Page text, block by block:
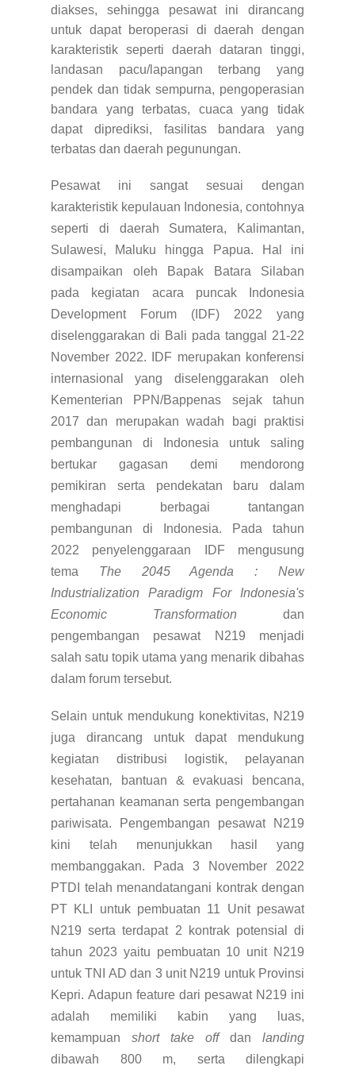
diakses, sehingga pesawat ini dirancang
untuk dapat beroperasi di daerah dengan
karakteristik seperti daerah dataran tinggi,
andasan pacu/lapangan terbang yang
pendek dan tidak sempurna, pengoperasian
bandara yang terbatas, cuaca yang tidak
dapat diprediksi, fasilitas bandara yang
terbatas dan daerah pegunungan.
Pesawat ini sangat sesuai dengan
karakteristik kepulauan Indonesia, contohnya
seperti di daerah Sumatera, Kalimantan,
Sulawesi, Maluku hingga Papua. Hal ini
disampaikan oleh Bapak Batara Silaban
pada kegiatan acara puncak Indonesia
Development Forum (IDF) 2022 yang
diselenggarakan di Bali pada tanggal 21-22
November 2022. IDF merupakan konferensi
internasional yang diselenggarakan oleh
Kementerian PPN/Bappenas sejak tahun
2017 dan merupakan wadah bagi praktisi
pembangunan di Indonesia untuk saling
bertukar gagasan demi mendorong
pemikiran serta pendekatan baru dalam
menghadapi berbagai tantangan
pembangunan di Indonesia. Pada tahun
2022 penyelenggaraan IDF mengusung
tema The 2045 Agenda : New
Industrialization Paradigm For Indonesia's
Economic Transformation dan
pengembangan pesawat N219 menjadi
salah satu topik utama yang menarik dibahas
dalam forum tersebut.
Selain untuk mendukung konektivitas, N219
juga dirancang untuk dapat mendukung
kegiatan distribusi logistik, pelayanan
kesehatan, bantuan & evakuasi bencana,
pertahanan keamanan serta pengembangan
pariwisata.
Pengembangan pesawat N219
kini telah menunjukkan hasil yang
membanggakan. Pada 3 November 2022
PTDI telah menandatangani kontrak dengan
PT KLI untuk pembuatan 11 Unit pesawat
N219 serta terdapat 2 kontrak potensial di
tahun 2023 yaitu pembuatan 10 unit N219
untuk TNI AD dan 3 unit N219 untuk Provinsi
Kepri. Adapun feature dari pesawat N219 ini
adalah memiliki kabin yang luas,
kemampuan short take offdan landing
dibawah 800 m, serta dilengkapi